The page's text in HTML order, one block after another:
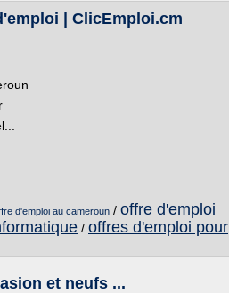
| ClicEmploi.cm
d'emploi au cameroun / offre d'emploi
/ offres d'emploi pour
et neufs ...